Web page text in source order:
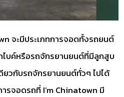
จะมีประเภทการจอดทั้งรถยนต์
บค์หรือรถจักรยานยนต์ที่มีลูกสูบ
ยวกับรถจักรยานยนต์ทั่วๆ ไปได้
ารจอดรถที่ I’m Chinatown มี